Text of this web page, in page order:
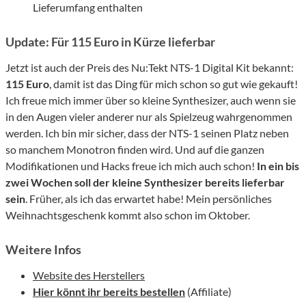
Lieferumfang enthalten
Update: Für 115 Euro in Kürze lieferbar
Jetzt ist auch der Preis des Nu:Tekt NTS-1 Digital Kit bekannt:
115 Euro, damit ist das Ding für mich schon so gut wie gekauft!
Ich freue mich immer über so kleine Synthesizer, auch wenn sie
in den Augen vieler anderer nur als Spielzeug wahrgenommen
werden. Ich bin mir sicher, dass der NTS-1 seinen Platz neben
so manchem Monotron finden wird. Und auf die ganzen
Modifikationen und Hacks freue ich mich auch schon! In ein bis
zwei Wochen soll der kleine Synthesizer bereits lieferbar
sein. Früher, als ich das erwartet habe! Mein persönliches
Weihnachtsgeschenk kommt also schon im Oktober.
Weitere Infos
Website des Herstellers
Hier könnt ihr bereits bestellen (Affiliate)